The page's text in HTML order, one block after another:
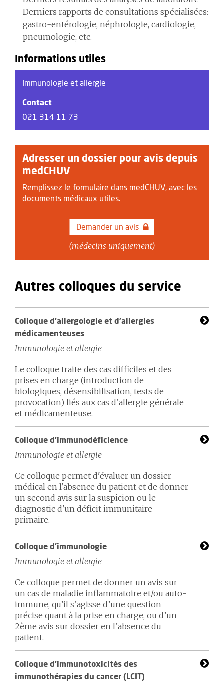
Derniers rapports de consultations spécialisées:
gastro-entérologie, néphrologie, cardiologie,
pneumologie, etc.
Informations utiles
Immunologie et allergie
Contact
021 314 11 73
Adresser un dossier pour avis depuis
medCHUV
Remplissez le formulaire dans medCHUV, avec les
documents médicaux utiles.
Demander un avis
(médecins uniquement)
Autres colloques du service
Colloque d'allergologie et d'allergies
médicamenteuses
Immunologie et allergie
Le colloque traite des cas difficiles et des
prises en charge (introduction de
biologiques, désensibilisation, tests de
provocation) liés aux cas d’allergie générale
et médicamenteuse.
Colloque d'immunodéficience
Immunologie et allergie
Ce colloque permet d'évaluer un dossier
médical en l'absence du patient et de donner
un second avis sur la suspicion ou le
diagnostic d'un déficit immunitaire
primaire.
Colloque d'immunologie
Immunologie et allergie
Ce colloque permet de donner un avis sur
un cas de maladie inflammatoire et/ou auto-
immune, qu’il s’agisse d’une question
précise quant à la prise en charge, ou d’un
2ème avis sur dossier en l’absence du
patient.
Colloque d'immunotoxicités des
immunothérapies du cancer (LCIT)